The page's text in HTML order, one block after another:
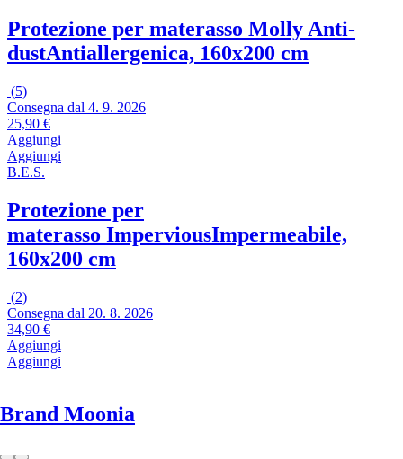
Protezione per materasso Molly Anti-
dustAntiallergenica, 160x200 cm
(5)
Consegna dal 4. 9. 2026
25,90 €
Aggiungi
Aggiungi
B.E.S.
Protezione per
materasso ImperviousImpermeabile,
160x200 cm
(2)
Consegna dal 20. 8. 2026
34,90 €
Aggiungi
Aggiungi
Brand Moonia